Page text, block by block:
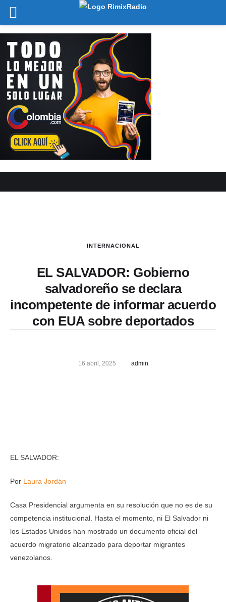
INTERNACIONAL
EL SALVADOR: Gobierno
salvadoreño se declara
incompetente de informar acuerdo
con EUA sobre deportados
16 abril, 2025 admin
EL SALVADOR:
Por Laura Jordán
Casa Presidencial argumenta en su resolución que no es de su
competencia institucional. Hasta el momento, ni El Salvador ni
los Estados Unidos han mostrado un documento oficial del
acuerdo migratorio alcanzado para deportar migrantes
venezolanos.